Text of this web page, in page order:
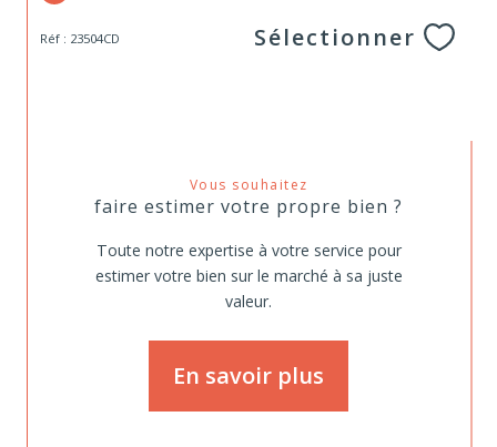
Réf : 23504CD Sélectionner
Vous souhaitez
faire estimer votre propre bien ?
Toute notre expertise à votre service pour
estimer votre bien sur le marché à sa juste
valeur.
En savoir plus